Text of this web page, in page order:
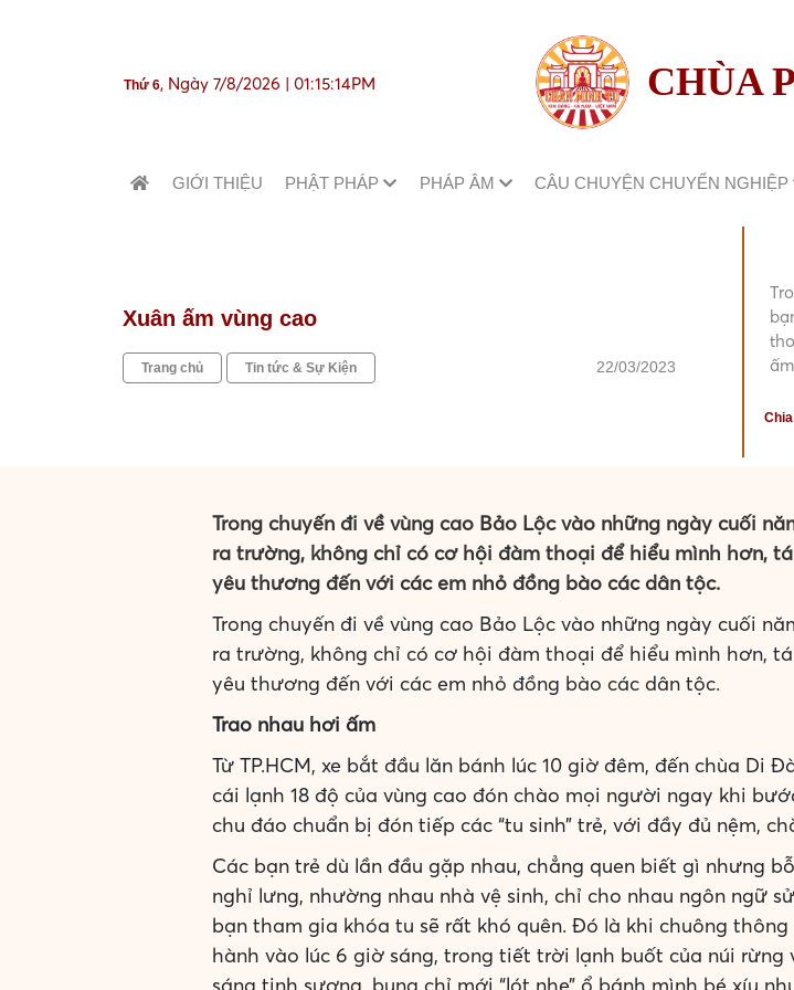
Thứ 6 , Ngày 7/8/2026 | 01:15:15PM CHÙA
GIỚI THIỆU PHẬT PHÁP PHÁP ÂM CÂU CHUYỆN CHUYỂN NGHIỆP
Xuân ấm vùng cao
Trang chủ Tin tức & Sự Kiện 22/03/2023
Trong chuyến đi về vùng cao Bảo Lộc vào những ngày cuối
ra trường, không chỉ có cơ hội đàm thoại để hiểu mình hơn,
yêu thương đến với các em nhỏ đồng bào các dân tộc.
Trong chuyến đi về vùng cao Bảo Lộc vào những ngày cuối
ra trường, không chỉ có cơ hội đàm thoại để hiểu mình hơn,
yêu thương đến với các em nhỏ đồng bào các dân tộc.
Trao nhau hơi ấm
Từ TP.HCM, xe bắt đầu lăn bánh lúc 10 giờ đêm, đến chùa Di
cái lạnh 18 độ của vùng cao đón chào mọi người ngay khi
chu đáo chuẩn bị đón tiếp các “tu sinh” trẻ, với đầy đủ nệm,
Các bạn trẻ dù lần đầu gặp nhau, chẳng quen biết gì nhưng
nghỉ lưng, nhường nhau nhà vệ sinh, chỉ cho nhau ngôn ngữ
bạn tham gia khóa tu sẽ rất khó quên. Đó là khi chuông
hành vào lúc 6 giờ sáng, trong tiết trời lạnh buốt của núi rừng
sáng tinh sương, bụng chỉ mới “lót nhẹ” ổ bánh mình bé xíu